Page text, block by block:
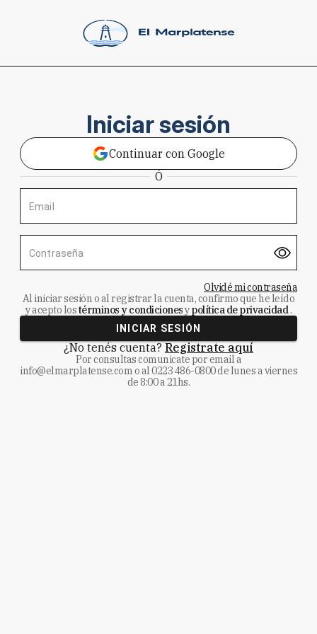
Iniciar sesión
Continuar con Google
Ó
Email
Contraseña
Olvidé mi contraseña
Al iniciar sesión o al registrar la cuenta, confirmo que he leído
y acepto lostérminos y condicionesypolítica de privacidad.
INICIAR SESIÓN
¿No tenés cuenta? Registrate aquí
Por consultas comunicate por email a
info@elmarplatense.como al0223 486-0800de lunes a viernes
de 8:00 a 21hs.